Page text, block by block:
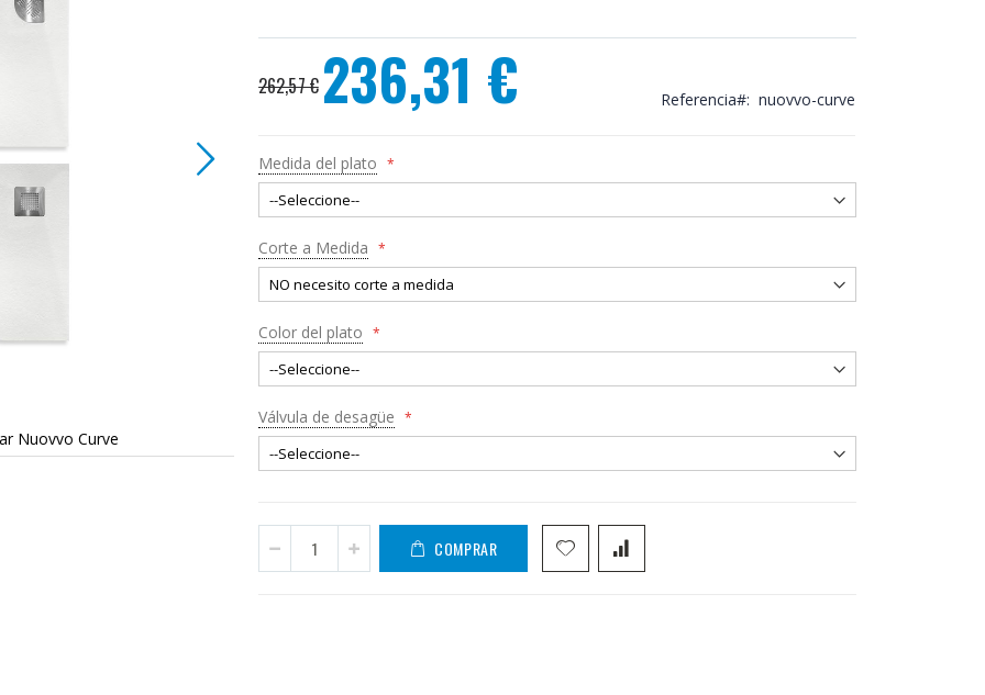
Nuovvo Curve Plato ducha semicircular Nuovvo Curve
262,57 €
Precio
especial
236,31 € Referencia nuovvo-curve
Medida del plato
Corte a Medida
Color del plato
Válvula de desagüe
COMPRAR